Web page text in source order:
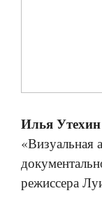
Илья Утехин
«Визуальная
режиссера